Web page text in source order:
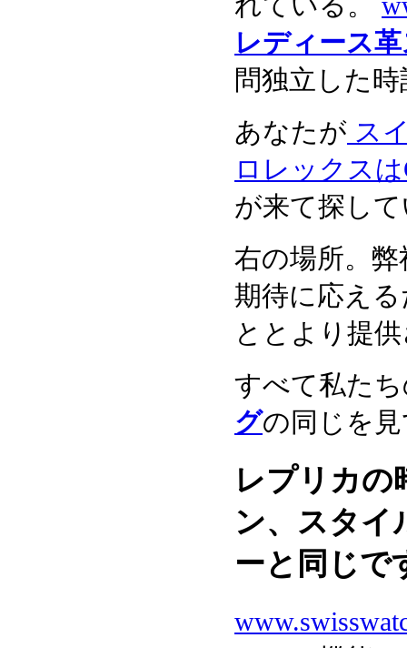
レディース
問独立した
あなたが ス
ロレックス
が来て探し
右の場所。
期待に応え
ととより提
すべて私た
グの同じを
レプリカの
ン、スタイ
ーと同じで